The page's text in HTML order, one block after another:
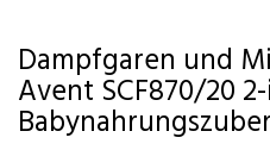
Dampfgaren und
Avent SCF870/20